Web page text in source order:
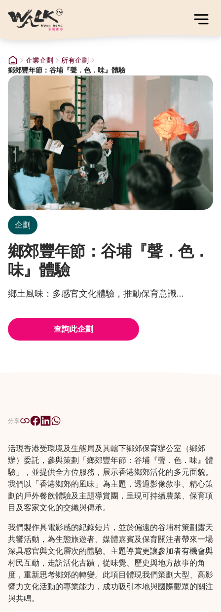
企業企劃
所有企劃
鄉郊豐年節：谷埔『聲．色．味』體驗
企劃
鄉郊豐年節：谷埔『聲．色．
味』體驗
鄉土風味：多感官文化體驗，推動保育意識...
查詢此企劃
活現香港受環境及生態局及其轄下鄉郊保育辦公室（鄉郊
辦）委託，參與策劃「鄉郊豐年節：谷埔『聲．色．味』體
驗 」，並提供全方位服務，展示香港鄉郊活化的多元面貌。
我們以「香港鄉郊的風味」為主題，透過影像敘事、精心策
劃的戶外餐飲體驗及主題導賞團，呈現可持續農業、保育項
目及客家文化的交織與傳承。
我們製作具電影感的紀錄短片，並於偏遠的谷埔村策劃露天
共饗活動，為生態旅遊者、媒體嘉賓及保育關注者帶來一場
深具感官與文化層次的體驗。主題導賞更讓參加者有機會與
村民互動，走訪活化古蹟，從味覺、歷史與地方故事的角
度，重新思考鄉郊的轉變。此項目體現我們策劃大型、高影
響力文化活動的專業能力，成功吸引本地與國際觀眾的關注
與共鳴。
分享